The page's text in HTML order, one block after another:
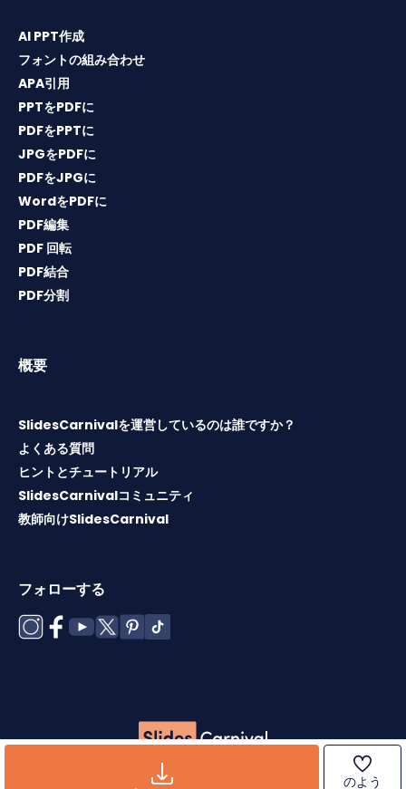
のよう
AI PPT作成
フォントの組み合わせ
APA引用
PPTをPDFに
PDFをPPTに
JPGをPDFに
PDFをJPGに
WordをPDFに
PDF編集
PDF 回転
PDF結合
PDF分割
概要
SlidesCarnivalを運営しているのは誰ですか？
よくある質問
ヒントとチュートリアル
SlidesCarnivalコミュニティ
教師向けSlidesCarnival
フォローする
利用規約 テンプレートライセンス·ク